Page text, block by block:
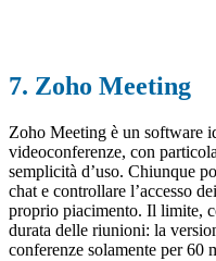
7. Zoho Meeting
Zoho Meeting è un software
videoconferenze, con
semplicità d’uso. Chiunque
chat e controllare l’accesso
proprio piacimento. Il limite,
durata delle riunioni: la
conferenze solamente per 60